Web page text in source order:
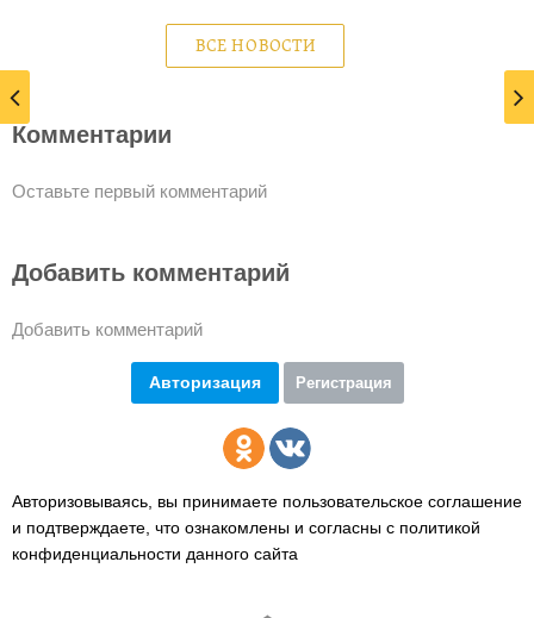
ВСЕ НОВОСТИ
Комментарии
Оставьте первый комментарий
Добавить комментарий
Добавить комментарий
Авторизация Регистрация
Авторизовываясь, вы принимаете пользовательское соглашение
и подтверждаете, что ознакомлены и согласны с политикой
конфиденциальности данного сайта